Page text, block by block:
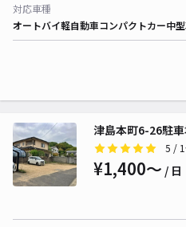
対応車種
オートバイ軽自動車コンパクトカー中
津島本町6-26駐
5 /
¥1,400〜 / 日